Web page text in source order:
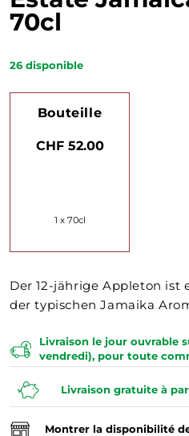
70cl
26 disponible
Bouteille
CHF 52.00
1 x 70cl
Der 12-jährige Appleton
der typischen Jamaika
Livraison le jour ouvrable
vendredi), pour toute
Livraison gratuite à
Montrer la disponibilité